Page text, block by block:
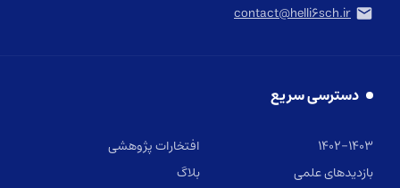
contact@helli۶sch.ir
دسترسی سریع
۱۴۰۲-۱۴۰۳
افتخارات پژوهشی
بازدیدهای علمی
بلاگ